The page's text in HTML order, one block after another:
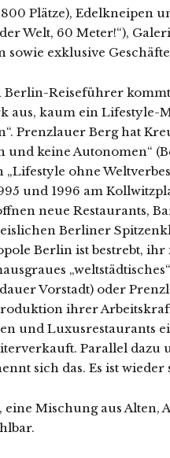
Plätze), Edelkneipen
Welt, 60 Meter!“),
exklusive
Berlin-Reiseführer
aus, kaum ein
Prenzlauer Berg hat
und keine Autonomen“
ohne
und 1996 am
neue Restaurants,
Berliner
Berlin ist bestrebt,
Vorstadt) oder
ihrer
und Luxusrestaurants
Parallel dazu
sich das. Es ist
Mischung aus Alten,